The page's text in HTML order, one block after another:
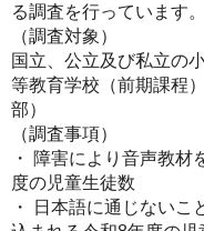
る調査を行っています。
（調査対象）
国立、公立及び私立の
等教育学校（前期課程
部）
（調査事項）
・ 障害により音声教
度の児童生徒数
・ 日本語に通じない